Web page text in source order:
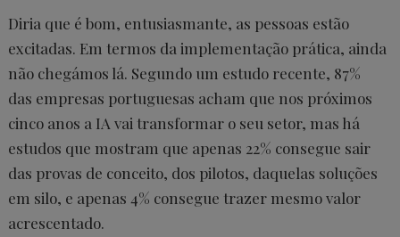
Diria que é bom, entusiasmante, as pessoas estão
excitadas. Em termos da implementação prática, ainda
não chegámos lá. Segundo um estudo recente, 87%
das empresas portuguesas acham que nos próximos
cinco anos a IA vai transformar o seu setor, mas há
estudos que mostram que apenas 22% consegue sair
das provas de conceito, dos pilotos, daquelas soluções
em silo, e apenas 4% consegue trazer mesmo valor
acrescentado.